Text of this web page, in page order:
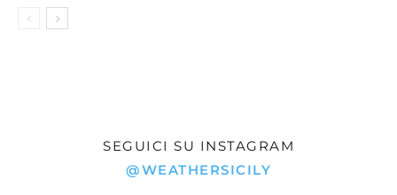
SEGUICI SU INSTAGRAM
@WEATHERSICILY